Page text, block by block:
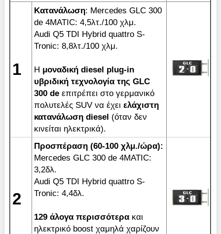
1
Κατανάλωση: Μercedes GLC 300
de 4MATIC: 4,5λτ./100 χλμ.
Audi Q5 TDI Hybrid quattro S-
Tronic: 8,8λτ./100 χλμ.
H μοναδική diesel plug-in
υβριδική τεχνολογία της GLC
300 deεπιτρέπει στο γερμανικό
πολυτελές SUV να έχει ελάχιστη
κατανάλωση diesel (όταν δεν
κινείται ηλεκτρικά).
2
Προσπέραση(60-100 χλμ./ώρα):
Μercedes GLC 300 de 4MATIC:
3,2δλ.
Audi Q5 TDI Hybrid quattro S-
Tronic: 4,4δλ.
129 άλογα περισσότερακαι
ηλεκτρικό boost χαμηλά χαρίζουν